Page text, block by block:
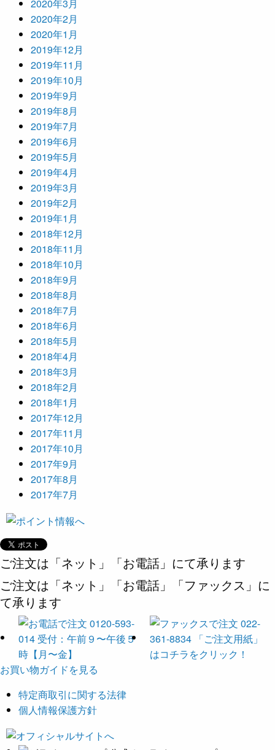
2020年3月
2020年2月
2020年1月
2019年12月
2019年11月
2019年10月
2019年9月
2019年8月
2019年7月
2019年6月
2019年5月
2019年4月
2019年3月
2019年2月
2019年1月
2018年12月
2018年11月
2018年10月
2018年9月
2018年8月
2018年7月
2018年6月
2018年5月
2018年4月
2018年3月
2018年2月
2018年1月
2017年12月
2017年11月
2017年10月
2017年9月
2017年8月
2017年7月
ご注文は「ネット」「お電話」にて承ります
ご注文は「ネット」「お電話」「ファックス」に
て承ります
お買い物ガイドを見る
特定商取引に関する法律
個人情報保護方針